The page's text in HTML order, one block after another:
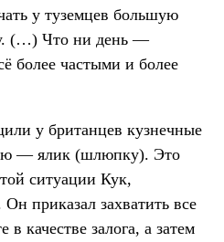
у туземцев большую
(…) Что ни день —
более частыми и более
у британцев кузнечные
— ялик (шлюпку). Это
ситуации Кук,
приказал захватить все
в качестве залога, а затем